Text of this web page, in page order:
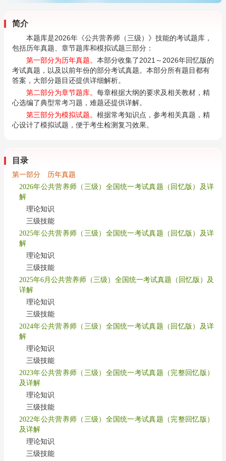
简介
本题库是2026年《公共营养师（三级）》技能的考试题库，
包括历年真题、章节题库和模拟试题三部分：
第一部分为历年真题。 本部分收集了2021～2026年回忆版的
考试真题，以及以前年份的部分考试真题。本部分所有题目都有
答案，大部分题目还提供详细解析。
第二部分为章节题库。 每章根据大纲的要求及相关教材，精
心选编了典型常考习题，难题还提供详解。
第三部分为模拟试题。 根据常考知识点，参考相关真题，精
心设计了模拟试题，便于考生检测复习效果。
目录
第一部分 历年真题
2026年公共营养师（三级）全国统一考试真题（回忆版）及详
解
理论知识
三级技能
2025年公共营养师（三级）全国统一考试真题（回忆版）及详
解
理论知识
三级技能
2025年6月公共营养师（三级）全国统一考试真题（回忆版）及
详解
理论知识
三级技能
2024年公共营养师（三级）全国统一考试真题（回忆版）及详
解
理论知识
三级技能
2023年公共营养师（三级）全国统一考试真题（完整回忆版）
及详解
理论知识
三级技能
2022年公共营养师（三级）全国统一考试真题（完整回忆版）
及详解
理论知识
三级技能